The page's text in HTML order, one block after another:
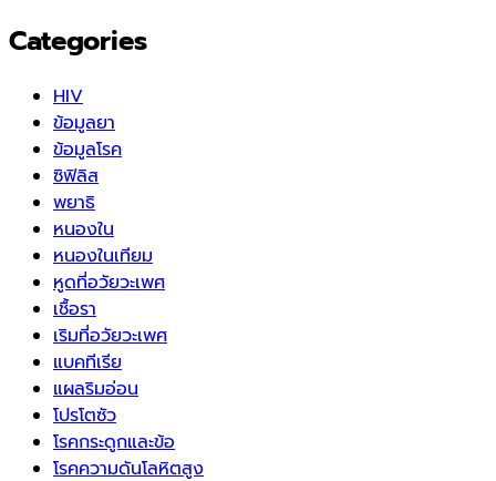
Categories
HIV
ข้อมูลยา
ข้อมูลโรค
ซิฟิลิส
พยาธิ
หนองใน
หนองในเทียม
หูดที่อวัยวะเพศ
เชื้อรา
เริมที่อวัยวะเพศ
แบคทีเรีย
แผลริมอ่อน
โปรโตซัว
โรคกระดูกและข้อ
โรคความดันโลหิตสูง